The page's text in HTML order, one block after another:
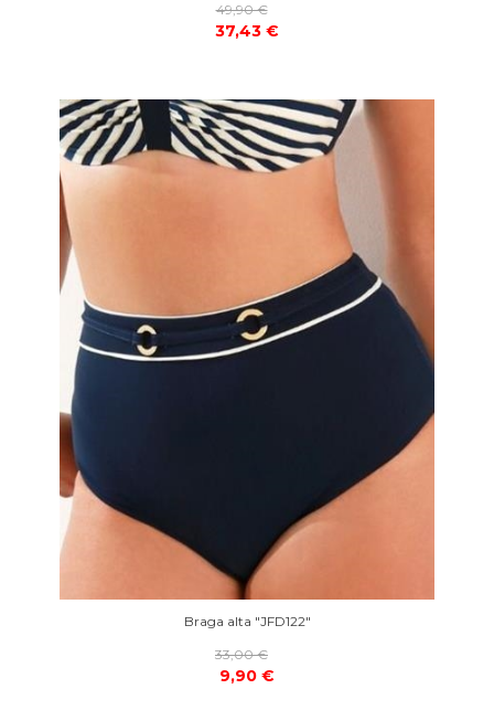
49,90 €
37,43 €
Braga alta "JFD122"
33,00 €
9,90 €